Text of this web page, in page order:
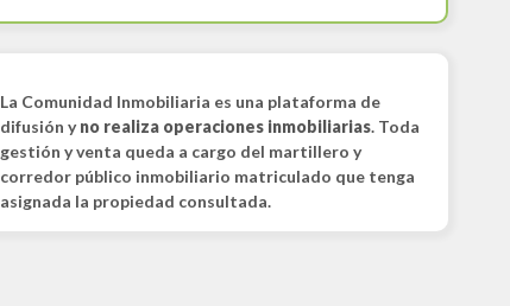
La Comunidad Inmobiliaria es una plataforma de
difusión yno realiza operaciones inmobiliarias. Toda
gestión y venta queda a cargo del martillero y
corredor público inmobiliario matriculado que tenga
asignada la propiedad consultada.